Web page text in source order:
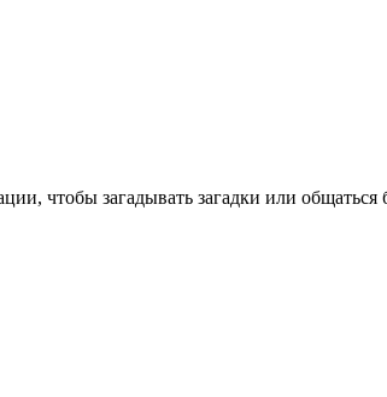
чтобы загадывать загадки или общаться